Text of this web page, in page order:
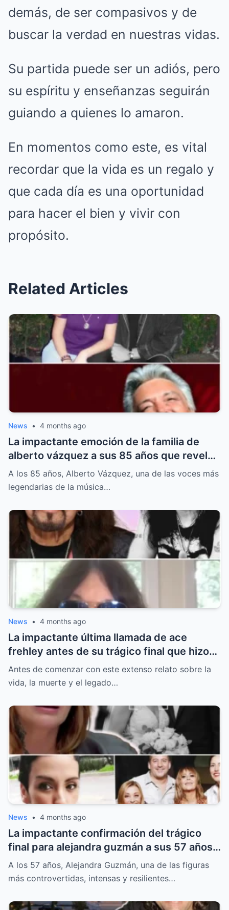
demás, de ser compasivos y de
buscar la verdad en nuestras vidas.
Su partida puede ser un adiós, pero
su espíritu y enseñanzas seguirán
guiando a quienes lo amaron.
En momentos como este, es vital
recordar que la vida es un regalo y
que cada día es una oportunidad
para hacer el bien y vivir con
propósito.
Related Articles
News • 4 months ago
La impactante emoción de la familia de
alberto vázquez a sus 85 años que reveló
un amor tardío y momentos que derritieron
el corazón de todos.
A los 85 años, Alberto Vázquez, una de las voces más
legendarias de la música…
News • 4 months ago
La impactante última llamada de ace
frehley antes de su trágico final que hizo
llorar a toda su familia y dejó al rock en
silencio eterno.
Antes de comenzar con este extenso relato sobre la
vida, la muerte y el legado…
News • 4 months ago
La impactante confirmación del trágico
final para alejandra guzmán a sus 57 años
que encendió alarmas y dejó a sus fans en
un abismo de incertidumbre.
A los 57 años, Alejandra Guzmán, una de las figuras
más controvertidas, intensas y resilientes…